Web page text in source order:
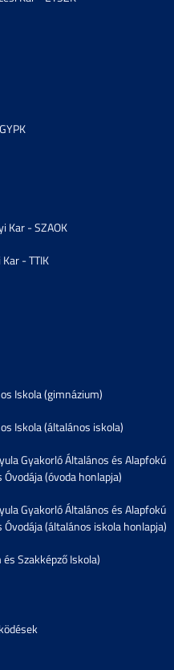
Kar - SZAOK
- TTIK
Iskola (gimnázium)
Iskola (általános iskola)
Gyakorló Általános és Alapfokú
(óvoda honlapja)
Gyakorló Általános és Alapfokú
(általános iskola honlapja)
Szakképző Iskola)